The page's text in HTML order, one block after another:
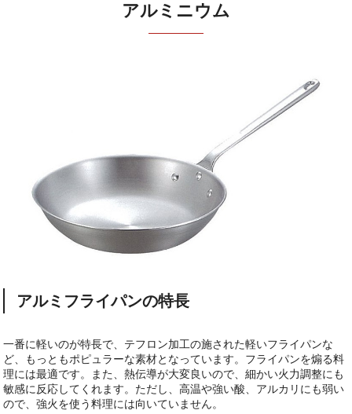
アルミニウム
アルミフライパンの特長
一番に軽いのが特長で、テフロン加工の施された軽いフライパンな
ど、もっともポピュラーな素材となっています。フライパンを煽る料
理には最適です。また、熱伝導が大変良いので、細かい火力調整にも
敏感に反応してくれます。ただし、高温や強い酸、アルカリにも弱い
ので、強火を使う料理には向いていません。